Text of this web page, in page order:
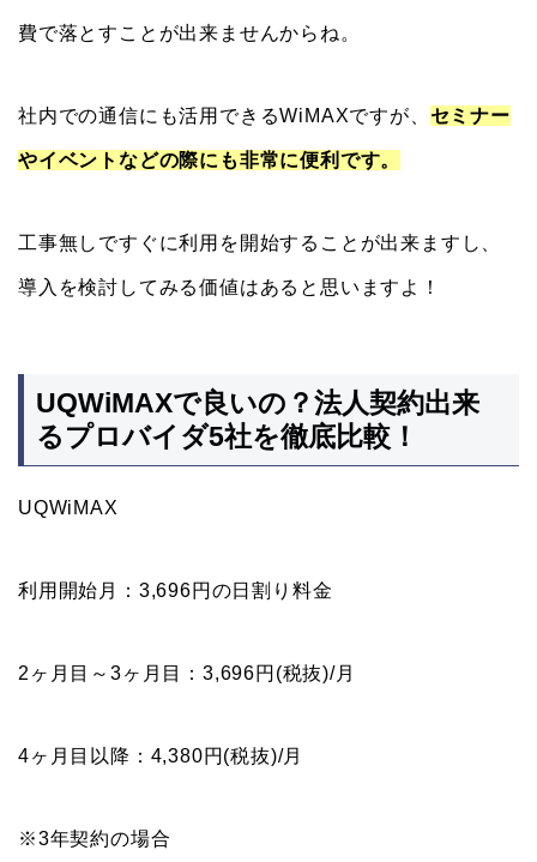
費で落とすことが出来ませんからね。
社内での通信にも活用できるWiMAXですが、 セミナー
やイベントなどの際にも非常に便利です。
工事無しですぐに利用を開始することが出来ますし、
導入を検討してみる価値はあると思いますよ！
UQWiMAXで良いの？法人契約出来
るプロバイダ5社を徹底比較！
UQWiMAX
利用開始月：3,696円の日割り料金
2ヶ月目～3ヶ月目：3,696円(税抜)/月
4ヶ月目以降：4,380円(税抜)/月
※3年契約の場合